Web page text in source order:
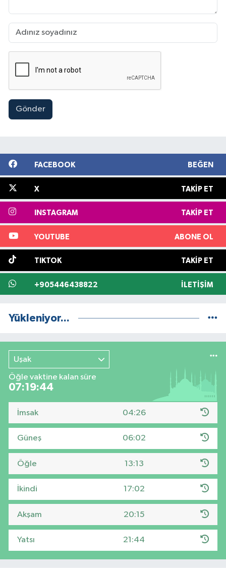
Gönder
FACEBOOK BEĞEN
X TAKIP ET
INSTAGRAM TAKIP ET
YOUTUBE ABONE OL
TIKTOK TAKIP ET
+905446438822 İLETIŞIM
Yükleniyor...
Uşak
Öğle vaktine kalan süre
07:19:44
İmsak 04:26
Güneş 06:02
Öğle 13:13
İkindi 17:02
Akşam 20:15
Yatsı 21:44